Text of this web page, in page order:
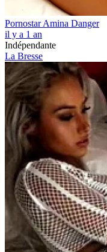
Pornostar Amina Danger
il y a 1 an
Indépendante
La Bresse